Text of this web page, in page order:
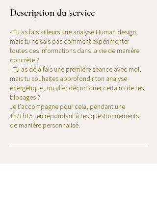
Description du service
- Tu as fais ailleurs une analyse Human design,
mais tu ne sais pas comment expérimenter
toutes ces informations dans la vie de manière
concrète ?
- Tu as déjà fais une première séance avec moi,
mais tu souhaites approfondir ton analyse
énergétique, ou aller décortiquer certains de tes
blocages ?
Je t'accompagne pour cela, pendant une
1h/1h15, en répondant à tes questionnements
de manière personnalisé.